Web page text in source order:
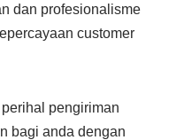
dan profesionalisme
customer
pengiriman
bagi anda dengan